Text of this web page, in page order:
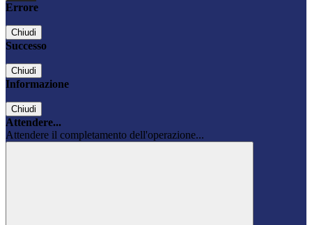
Errore
Chiudi
Successo
Chiudi
Informazione
Chiudi
Attendere...
Attendere il completamento dell'operazione...